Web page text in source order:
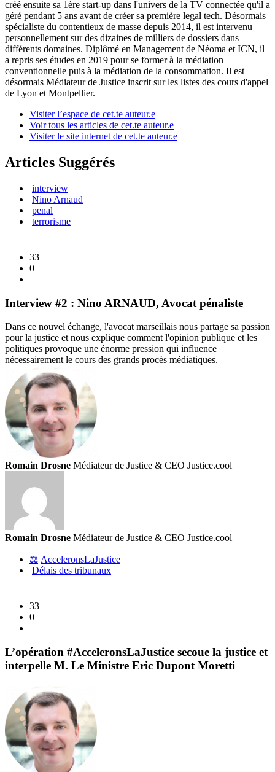
créé ensuite sa 1ère start-up dans l'univers de la TV connectée qu'il a
géré pendant 5 ans avant de créer sa première legal tech. Désormais
spécialiste du contentieux de masse depuis 2014, il est intervenu
personnellement sur des dizaines de milliers de dossiers dans
différents domaines. Diplômé en Management de Néoma et ICN, il
a repris ses études en 2019 pour se former à la médiation
conventionnelle puis à la médiation de la consommation. Il est
désormais Médiateur de Justice inscrit sur les listes des cours d'appel
de Lyon et Montpellier.
Visiter l’espace de cet.te auteur.e
Voir tous les articles de cet.te auteur.e
Visiter le site internet de cet.te auteur.e
Articles Suggérés
interview
Nino Arnaud
penal
terrorisme
33
0
Interview #2 : Nino ARNAUD, Avocat pénaliste
Dans ce nouvel échange, l'avocat marseillais nous partage sa passion
pour la justice et nous explique comment l'opinion publique et les
politiques provoque une énorme pression qui influence
nécessairement le cours des grands procès médiatiques.
Romain Drosne Médiateur de Justice & CEO Justice.cool
Romain Drosne Médiateur de Justice & CEO Justice.cool
⚖️ AcceleronsLaJustice
Délais des tribunaux
33
0
L’opération #AcceleronsLaJustice secoue la justice et
interpelle M. Le Ministre Eric Dupont Moretti